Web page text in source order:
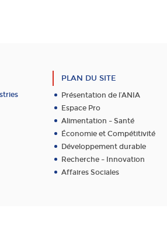
PLAN DU SITE
Présentation de l’ANIA
Espace Pro
Alimentation – Santé
Économie et Compétitivité
Développement durable
Recherche – Innovation
Affaires Sociales